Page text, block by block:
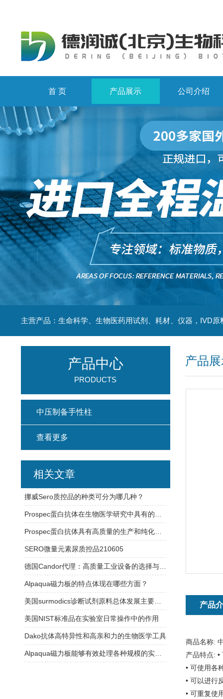
首 页 产品展示 公司介绍
主营产品：生命科学、生物医药用试剂、耗材、仪器，IVD原
产品
产品
商品名称:
产品特点: •
• 可使用各
• 可以进行
• 可重复使
产品中心
PRODUCTS
中压制备手性柱
查看更多
相关文章
挪威Sero质控品的种类可分为哪几种？
SERO微量元素尿质控品210605
Alpaqua磁力板的特点体现在哪些方面？
美国NIST标准品在实验室日常操作中的作用
Dako抗体高特异性和高亲和力的生物医学工具